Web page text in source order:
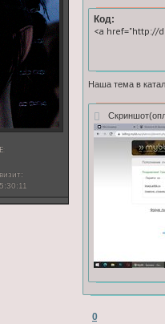
Код:
<a href="http://
Наша тема в
0